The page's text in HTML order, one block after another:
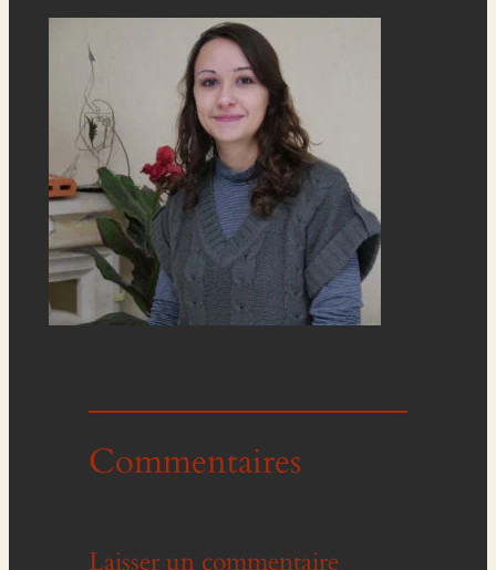
Commentaires
Laisser un commentaire